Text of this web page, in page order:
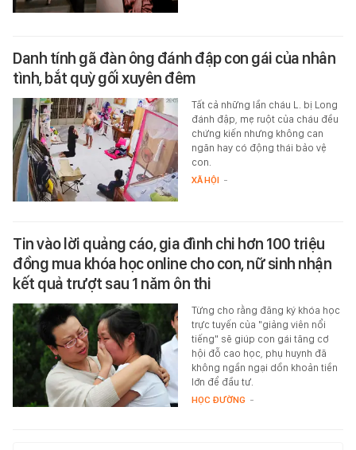
Danh tính gã đàn ông đánh đập con gái của nhân
tình, bắt quỳ gối xuyên đêm
Tất cả những lần cháu L. bị Long
đánh đập, mẹ ruột của cháu đều
chứng kiến nhưng không can
ngăn hay có động thái bảo vệ
con.
XÃ HỘI -
Tin vào lời quảng cáo, gia đình chi hơn 100 triệu
đồng mua khóa học online cho con, nữ sinh nhận
kết quả trượt sau 1 năm ôn thi
Từng cho rằng đăng ký khóa học
trực tuyến của "giảng viên nổi
tiếng" sẽ giúp con gái tăng cơ
hội đỗ cao học, phụ huynh đã
không ngần ngại dồn khoản tiền
lớn để đầu tư.
HỌC ĐƯỜNG -